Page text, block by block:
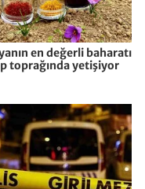
en değerli baharatı
toprağında yetişiyor